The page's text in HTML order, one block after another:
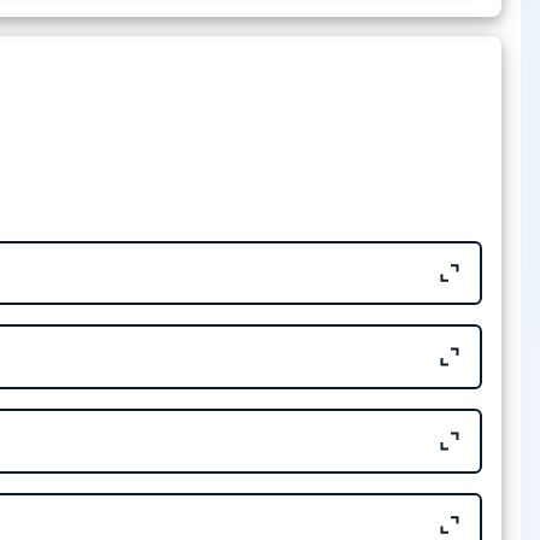
904.95 KB
352.99 KB
709.51 KB